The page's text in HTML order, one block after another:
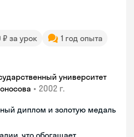
₽ за урок
1 год опыта
университет
• 2002 г.
диплом и золотую медаль
что обогащает